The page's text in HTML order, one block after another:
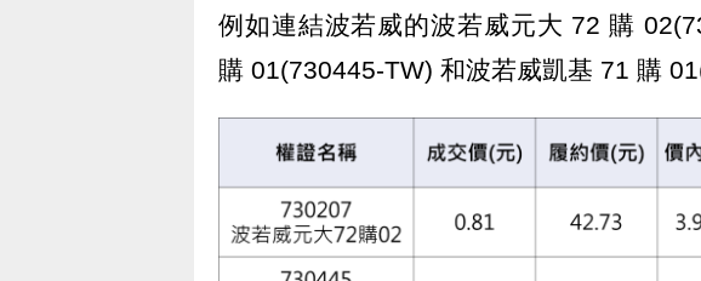
例如連結波若威的波若威元大 72 購
購 01(730445-TW) 和波若威凱基 71 購